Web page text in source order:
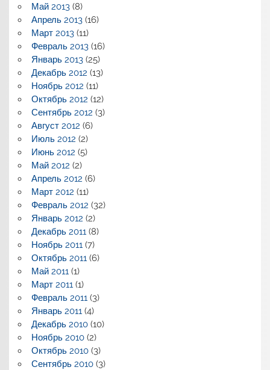
Май 2013(8)
Апрель 2013(16)
Март 2013(11)
Февраль 2013(16)
Январь 2013(25)
Декабрь 2012 (13)
Ноябрь 2012 (11)
Октябрь 2012 (12)
Сентябрь 2012 (3)
Август 2012 (6)
Июль 2012 (2)
Июнь 2012 (5)
Май 2012 (2)
Апрель 2012 (6)
Март 2012 (11)
Февраль 2012 (32)
Январь 2012 (2)
Декабрь 2011(8)
Ноябрь 2011(7)
Октябрь 2011(6)
Май 2011(1)
Март 2011(1)
Февраль 2011(3)
Январь 2011(4)
Декабрь 2010(10)
Ноябрь 2010(2)
Октябрь 2010(3)
Сентябрь 2010(3)